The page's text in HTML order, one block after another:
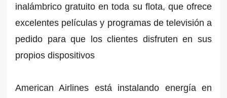
inalámbrico gratuito en toda su flota, que ofrece
excelentes películas y programas de televisión a
pedido para que los clientes disfruten en sus
propios dispositivos
American Airlines está instalando energía en